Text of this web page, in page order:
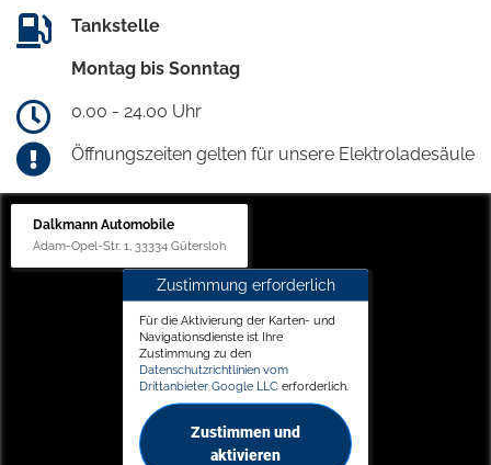
Tankstelle
Montag bis Sonntag
0.00 - 24.00 Uhr
Öffnungszeiten gelten für unsere Elektroladesäule
Dalkmann Automobile
Adam-Opel-Str. 1, 33334 Gütersloh
Zustimmung erforderlich
Für die Aktivierung der Karten- und
Navigationsdienste ist Ihre
Zustimmung zu den
Datenschutzrichtlinien vom
Drittanbieter Google LLC erforderlich.
Zustimmen und
aktivieren